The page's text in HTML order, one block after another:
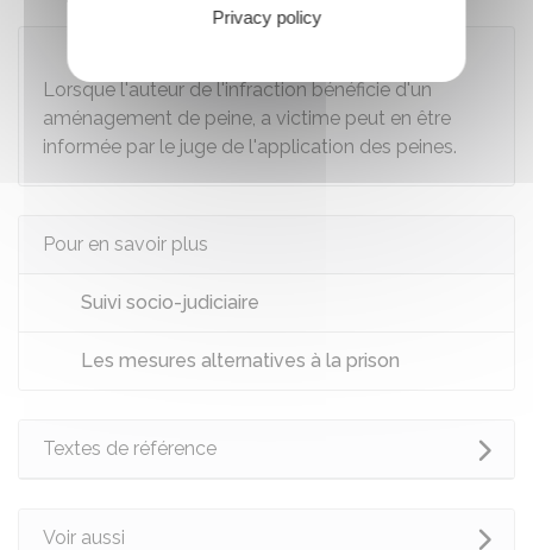
Lorsque l'auteur de l'infraction bénéficie d'un
aménagement de peine, a victime peut en être
informée par le juge de l'application des peines.
Pour en savoir plus
Suivi socio-judiciaire
Les mesures alternatives à la prison
Textes de référence
Voir aussi
Privacy policy